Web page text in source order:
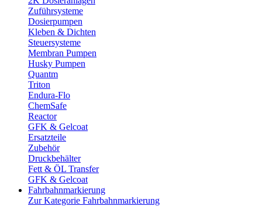
Zuführsysteme
Dosierpumpen
Kleben & Dichten
Steuersysteme
Membran Pumpen
Husky Pumpen
Quantm
Triton
Endura-Flo
ChemSafe
Reactor
GFK & Gelcoat
Ersatzteile
Zubehör
Druckbehälter
Fett & ÖL Transfer
GFK & Gelcoat
Fahrbahnmarkierung
Zur Kategorie Fahrbahnmarkierung